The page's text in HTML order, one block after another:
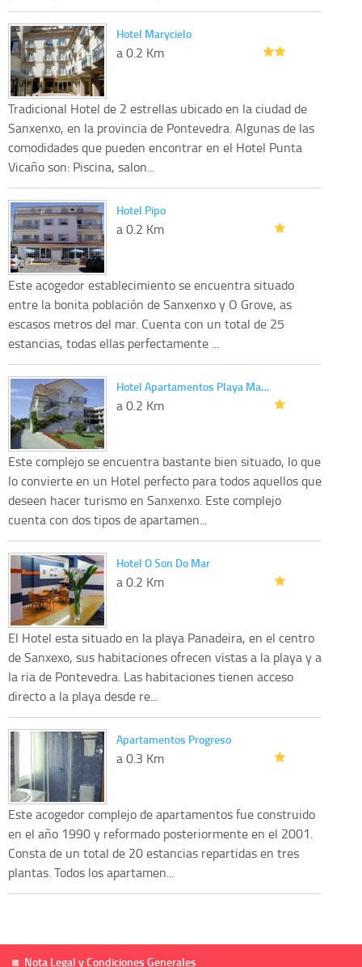
Hotel Marycielo
a 0.2 Km
Tradicional Hotel de 2 estrellas ubicado en la ciudad de
Sanxenxo, en la provincia de Pontevedra. Algunas de las
comodidades que pueden encontrar en el Hotel Punta
Vicaño son: Piscina, salon...
Hotel Pipo
a 0.2 Km
Este acogedor establecimiento se encuentra situado
entre la bonita población de Sanxenxo y O Grove, as
escasos metros del mar. Cuenta con un total de 25
estancias, todas ellas perfectamente ...
Hotel Apartamentos Playa Ma…
a 0.2 Km
Este complejo se encuentra bastante bien situado, lo que
lo convierte en un Hotel perfecto para todos aquellos que
deseen hacer turismo en Sanxenxo. Este complejo
cuenta con dos tipos de apartamen...
Hotel O Son Do Mar
a 0.2 Km
El Hotel esta situado en la playa Panadeira, en el centro
de Sanxexo, sus habitaciones ofrecen vistas a la playa y a
la ria de Pontevedra. Las habitaciones tienen acceso
directo a la playa desde re...
Apartamentos Progreso
a 0.3 Km
Este acogedor complejo de apartamentos fue construido
en el año 1990 y reformado posteriormente en el 2001.
Consta de un total de 20 estancias repartidas en tres
plantas. Todos los apartamen...
Nota Legal y Condiciones Generales